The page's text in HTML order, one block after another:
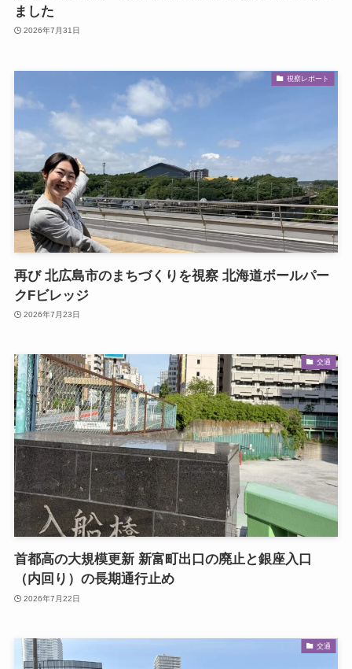
ました
2026年7月31日
視察レポート
再び 北広島市のまちづくりを視察 北海道ボールパー
クFビレッジ
2026年7月23日
交通
首都高の大規模更新 新富町出口の廃止と銀座入口
（内回り）の長期通行止め
2026年7月22日
交通